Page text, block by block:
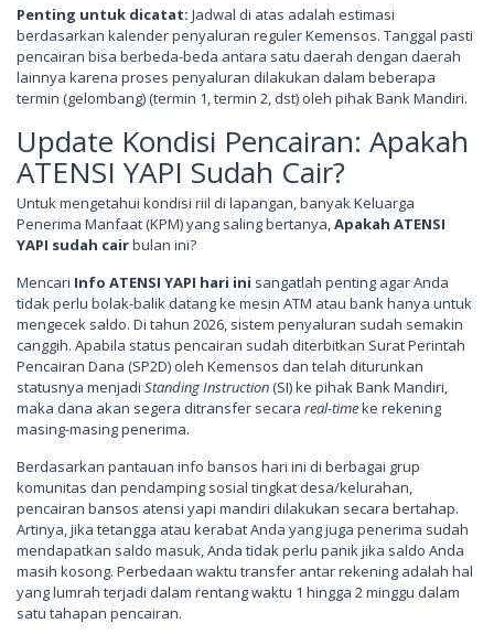
Penting untuk dicatat: Jadwal di atas adalah estimasi
berdasarkan kalender penyaluran reguler Kemensos. Tanggal pasti
pencairan bisa berbeda-beda antara satu daerah dengan daerah
lainnya karena proses penyaluran dilakukan dalam beberapa
termin (gelombang) (termin 1, termin 2, dst) oleh pihak Bank Mandiri.
Update Kondisi Pencairan: Apakah
ATENSI YAPI Sudah Cair?
Untuk mengetahui kondisi riil di lapangan, banyak Keluarga
Penerima Manfaat (KPM) yang saling bertanya, Apakah ATENSI
YAPI sudah cairbulan ini?
Mencari Info ATENSI YAPI hari ini sangatlah penting agar Anda
tidak perlu bolak-balik datang ke mesin ATM atau bank hanya untuk
mengecek saldo. Di tahun 2026, sistem penyaluran sudah semakin
canggih. Apabila status pencairan sudah diterbitkan Surat Perintah
Pencairan Dana (SP2D) oleh Kemensos dan telah diturunkan
statusnya menjadi Standing Instruction(SI) ke pihak Bank Mandiri,
maka dana akan segera ditransfer secara real-timeke rekening
masing-masing penerima.
Berdasarkan pantauan info bansos hari ini di berbagai grup
komunitas dan pendamping sosial tingkat desa/kelurahan,
pencairan bansos atensi yapi mandiri dilakukan secara bertahap.
Artinya, jika tetangga atau kerabat Anda yang juga penerima sudah
mendapatkan saldo masuk, Anda tidak perlu panik jika saldo Anda
masih kosong. Perbedaan waktu transfer antar rekening adalah hal
yang lumrah terjadi dalam rentang waktu 1 hingga 2 minggu dalam
satu tahapan pencairan.